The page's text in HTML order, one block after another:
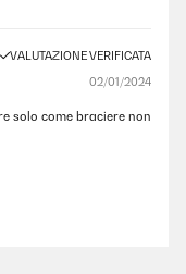
VALUTAZIONE VERIFICATA
02/01/2024
solo come braciere non